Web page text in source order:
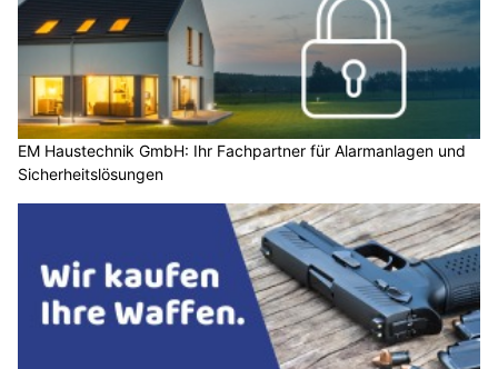
EM Haustechnik GmbH: Ihr Fachpartner für Alarmanlagen und
Sicherheitslösungen